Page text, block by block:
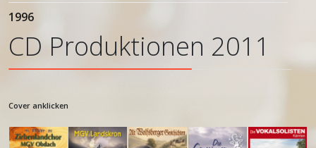
1996
CD Produktionen 2011
Cover anklicken